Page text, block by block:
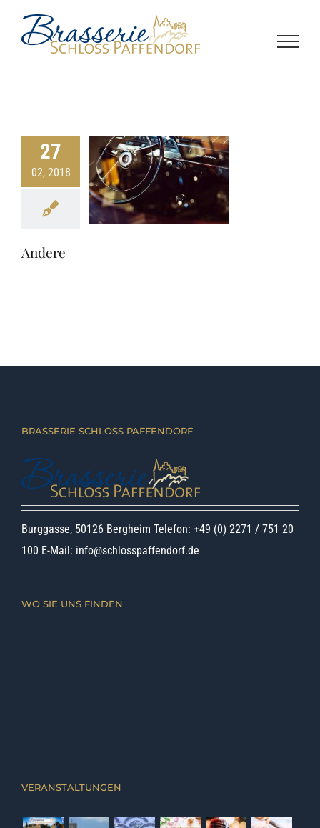
Inhalt
27
02, 2018
Andere
BRASSERIE SCHLOSS PAFFENDORF
Burggasse, 50126 Bergheim Telefon: +49 (0) 2271 / 751 20
100 E-Mail: info@schlosspaffendorf.de
WO SIE UNS FINDEN
VERANSTALTUNGEN